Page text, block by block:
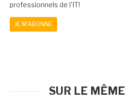
professionnels de l'IT!
JE M'ABONNE
SUR LE